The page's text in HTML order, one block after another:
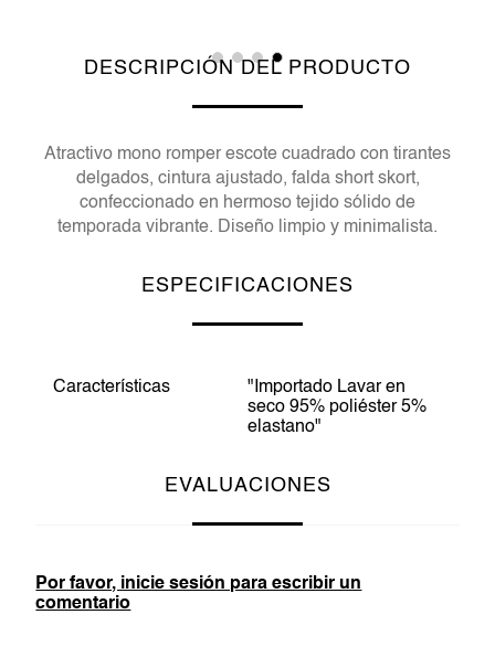
DESCRIPCIÓN DEL PRODUCTO
Atractivo mono romper escote cuadrado con tirantes
delgados, cintura ajustado, falda short skort,
confeccionado en hermoso tejido sólido de
temporada vibrante. Diseño limpio y minimalista.
ESPECIFICACIONES
Características
"Importado Lavar en
seco 95% poliéster 5%
elastano"
EVALUACIONES
Por favor, inicie sesión para escribir un
comentario